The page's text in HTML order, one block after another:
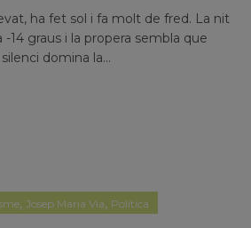
ha fet sol i fa molt de fred. La nit
14 graus i la propera sembla que
domina la...
, Josep Maria Via, Política